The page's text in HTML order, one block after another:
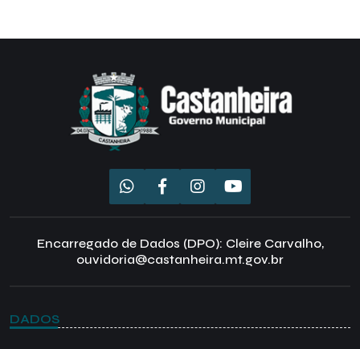
Encarregado de Dados (DPO): Cleire Carvalho,
ouvidoria@castanheira.mt.gov.br
DADOS